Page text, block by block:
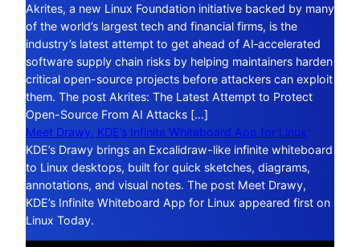
Akrites, a new Linux Foundation initiative backed by many
of the world’s largest tech and financial firms, is the
industry’s latest attempt to get ahead of AI‑accelerated
software supply chain risks by helping maintainers harden
critical open-source projects before attackers can exploit
them. The post Akrites: The Latest Attempt to Protect
Open-Source From AI Attacks […]
Meet Drawy, KDE’s Infinite Whiteboard App for Linux
KDE’s Drawy brings an Excalidraw-like infinite whiteboard
to Linux desktops, built for quick sketches, diagrams,
annotations, and visual notes. The post Meet Drawy,
KDE’s Infinite Whiteboard App for Linux appeared first on
Linux Today.